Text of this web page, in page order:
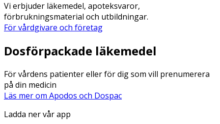
Vi erbjuder läkemedel, apoteksvaror,
förbrukningsmaterial och utbildningar.
För vårdgivare och företag
Dosförpackade läkemedel
För vårdens patienter eller för dig som vill prenumerera
på din medicin
Läs mer om Apodos och Dospac
Ladda ner vår app